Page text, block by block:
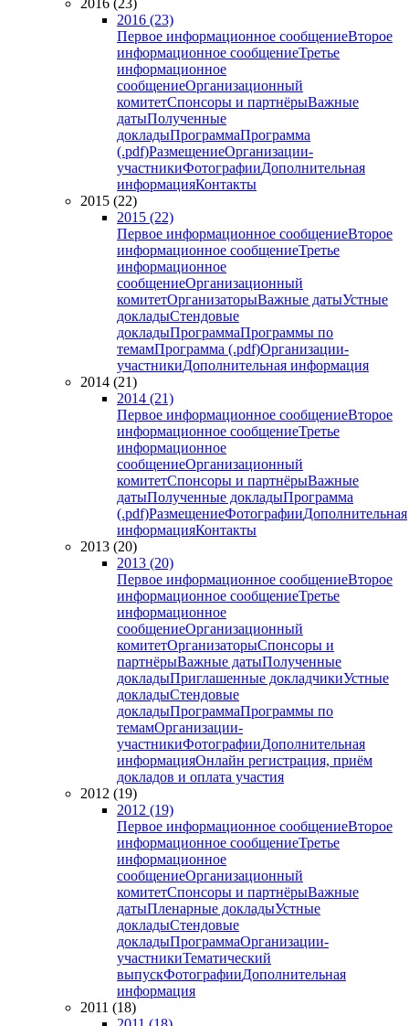
2016 (23)
2016 (23)
Первое информационное сообщениеВторое
информационное сообщениеТретье
информационное
сообщениеОрганизационный
комитетСпонсоры и партнёрыВажные
датыПолученные
докладыПрограммаПрограмма
(.pdf)РазмещениеОрганизации-
участникиФотографииДополнительная
информацияКонтакты
2015 (22)
2015 (22)
Первое информационное сообщениеВторое
информационное сообщениеТретье
информационное
сообщениеОрганизационный
комитетОрганизаторыВажные датыУстные
докладыСтендовые
докладыПрограммаПрограммы по
темамПрограмма (.pdf)Организации-
участникиДополнительная информация
2014 (21)
2014 (21)
Первое информационное сообщениеВторое
информационное сообщениеТретье
информационное
сообщениеОрганизационный
комитетСпонсоры и партнёрыВажные
датыПолученные докладыПрограмма
(.pdf)РазмещениеФотографииДополнительная
информацияКонтакты
2013 (20)
2013 (20)
Первое информационное сообщениеВторое
информационное сообщениеТретье
информационное
сообщениеОрганизационный
комитетОрганизаторыСпонсоры и
партнёрыВажные датыПолученные
докладыПриглашенные докладчикиУстные
докладыСтендовые
докладыПрограммаПрограммы по
темамОрганизации-
участникиФотографииДополнительная
информацияОнлайн регистрация, приём
докладов и оплата участия
2012 (19)
2012 (19)
Первое информационное сообщениеВторое
информационное сообщениеТретье
информационное
сообщениеОрганизационный
комитетСпонсоры и партнёрыВажные
датыПленарные докладыУстные
докладыСтендовые
докладыПрограммаОрганизации-
участникиТематический
выпускФотографииДополнительная
информация
2011 (18)